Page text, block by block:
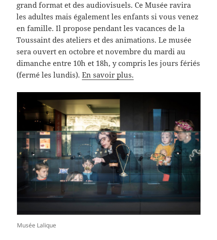
grand format et des audiovisuels. Ce Musée ravira
les adultes mais également les enfants si vous venez
en famille. Il propose pendant les vacances de la
Toussaint des ateliers et des animations. Le musée
sera ouvert en octobre et novembre du mardi au
dimanche entre 10h et 18h, y compris les jours fériés
(fermé les lundis).En savoir plus.
Musée Lalique